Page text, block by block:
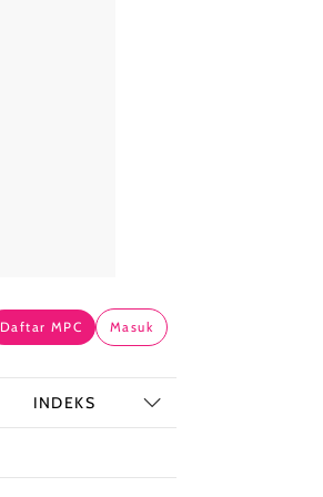
Daftar MPC Masuk
INDEKS